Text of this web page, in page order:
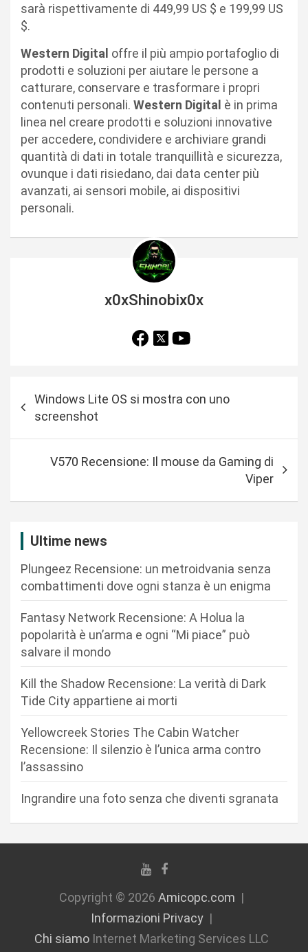
sarà rispettivamente di 449,99 US $ e 199,99 US
$.
Western Digital offre il più ampio portafoglio di
prodotti e soluzioni per aiutare le persone a
catturare, conservare e trasformare i propri
contenuti personali. Western Digital è in prima
linea nel creare prodotti e soluzioni innovative
per accedere, condividere e archiviare grandi
quantità di dati in totale tranquillità e sicurezza,
ovunque i dati risiedano, dai data center più
avanzati, ai sensori mobile, ai dispositivi
personali.
x0xShinobix0x
a
Windows Lite OS si mostra con uno
screenshot
V570 Recensione: Il mouse da Gaming di
Viper
Ultime news
Plungeez Recensione: un metroidvania senza
combattimenti dove ogni stanza è un enigma
Fantasy Network Recensione: A Holua la
popolarità è un’arma e ogni “Mi piace” può
salvare il mondo
Kill the Shadow Recensione: La verità di Dark
Tide City appartiene ai morti
Yellowcreek Stories The Cabin Watcher
Recensione: Il silenzio è l’unica arma contro
l’assassino
Ingrandire una foto senza che diventi sgranata
Copyright © 2026 Amicopc.com
Informazioni Privacy
Chi siamoInternet Marketing Services LLC